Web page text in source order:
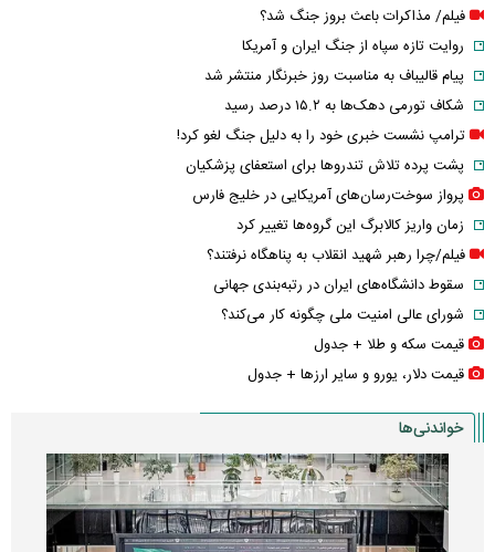
فیلم/ مذاکرات باعث بروز جنگ شد؟
روایت تازه سپاه از جنگ ایران و آمریکا
پیام قالیباف به مناسبت روز خبرنگار منتشر شد
شکاف تورمی دهک‌ها به ۱۵.۲ درصد رسید
ترامپ نشست خبری خود را به دلیل جنگ لغو کرد!
پشت پرده تلاش تندروها برای استعفای پزشکیان
پرواز سوخت‌رسان‌های آمریکایی در خلیج فارس
زمان واریز کالابرگ این گروه‌ها تغییر کرد
فیلم/چرا رهبر شهید انقلاب به پناهگاه نرفتند؟
سقوط دانشگاه‌های ایران در رتبه‌بندی جهانی
شورای عالی امنیت ملی چگونه کار می‌کند؟
قیمت سکه و طلا + جدول
قیمت دلار، یورو و سایر ارز‌ها + جدول
خواندنی‌ها